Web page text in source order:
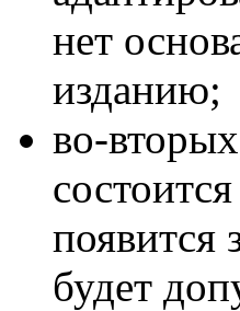
нет
изданию;
во-
появится
будет